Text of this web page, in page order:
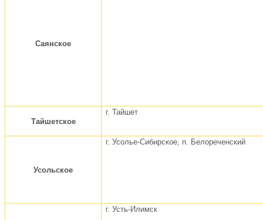
Саянское
Тайшетское
г. Тайшет
Усольское
г. Усолье-Сибирское, п. Белореченский
г. Усть-Илимск